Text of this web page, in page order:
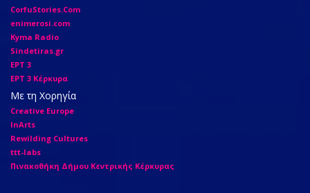
CorfuStories.Com
enimerosi.com
Kyma Radio
Sindetiras.gr
ΕΡΤ 3
ΕΡΤ 3 Κέρκυρα
Με τη Χορηγία
Creative Europe
InArts
Rewilding Cultures
ttt-labs
Πινακοθήκη Δήμου Κεντρικής Κέρκυρας